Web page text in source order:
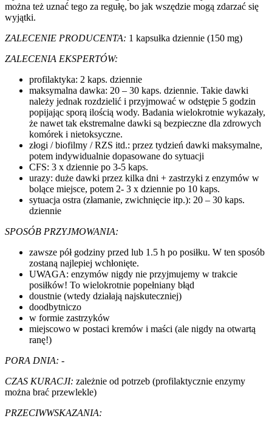
można też uznać tego za regułę, bo jak wszędzie mogą zdarzać się
wyjątki.
ZALECENIE PRODUCENTA: 1 kapsułka dziennie (150 mg)
ZALECENIA EKSPERTÓW:
profilaktyka: 2 kaps. dziennie
maksymalna dawka: 20 – 30 kaps. dziennie. Takie dawki
należy jednak rozdzielić i przyjmować w odstępie 5 godzin
popijając sporą ilością wody. Badania wielokrotnie wykazały,
że nawet tak ekstremalne dawki są bezpieczne dla zdrowych
komórek i nietoksyczne.
złogi / biofilmy / RZS itd.: przez tydzień dawki maksymalne,
potem indywidualnie dopasowane do sytuacji
CFS: 3 x dziennie po 3-5 kaps.
urazy: duże dawki przez kilka dni + zastrzyki z enzymów w
bolące miejsce, potem 2- 3 x dziennie po 10 kaps.
sytuacja ostra (złamanie, zwichnięcie itp.): 20 – 30 kaps.
dziennie
SPOSÓB PRZYJMOWANIA:
zawsze pół godziny przed lub 1.5 h po posiłku. W ten sposób
zostaną najlepiej wchłonięte.
UWAGA: enzymów nigdy nie przyjmujemy w trakcie
posiłków! To wielokrotnie popełniany błąd
doustnie (wtedy działają najskuteczniej)
doodbytniczo
w formie zastrzyków
miejscowo w postaci kremów i maści (ale nigdy na otwartą
ranę!)
PORA DNIA: -
CZAS KURACJI: zależnie od potrzeb (profilaktycznie enzymy
można brać przewlekle)
PRZECIWWSKAZANIA: